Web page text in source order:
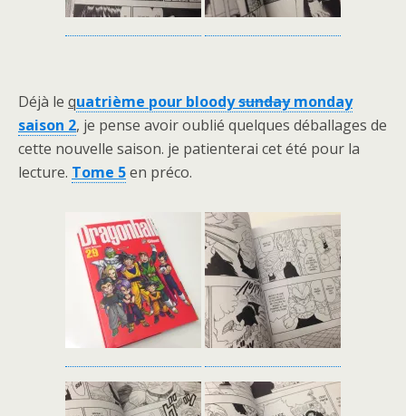
Déjà le quatrième pour bloodysundaymonday
saison 2, je pense avoir oublié quelques déballages de
cette nouvelle saison. je patienterai cet été pour la
lecture. Tome 5en préco.